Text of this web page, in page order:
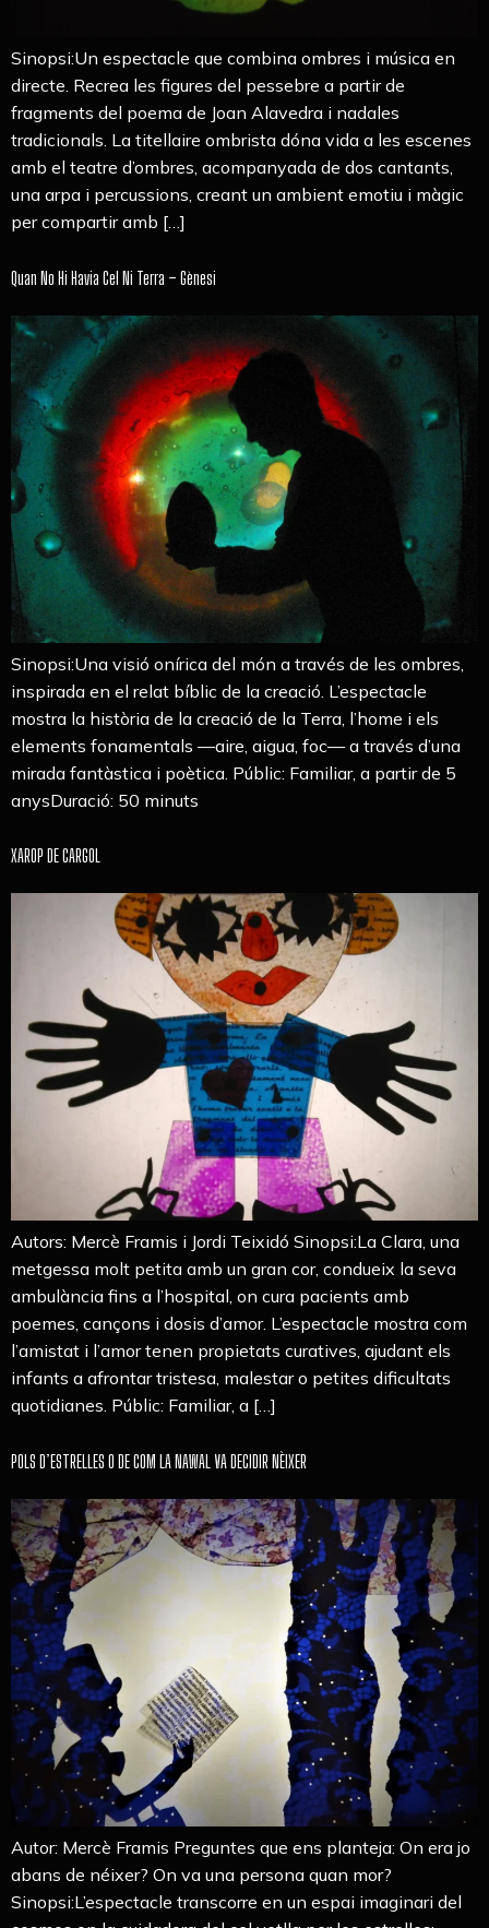
Sinopsi:Un espectacle que combina ombres i música en
directe. Recrea les figures del pessebre a partir de
fragments del poema de Joan Alavedra i nadales
tradicionals. La titellaire ombrista dóna vida a les escenes
amb el teatre d’ombres, acompanyada de dos cantants,
una arpa i percussions, creant un ambient emotiu i màgic
per compartir amb […]
Quan No Hi Havia Cel Ni Terra – Gènesi
Sinopsi:Una visió onírica del món a través de les ombres,
inspirada en el relat bíblic de la creació. L’espectacle
mostra la història de la creació de la Terra, l’home i els
elements fonamentals —aire, aigua, foc— a través d’una
mirada fantàstica i poètica. Públic: Familiar, a partir de 5
anysDuració: 50 minuts
XAROP DE CARGOL
Autors: Mercè Framis i Jordi Teixidó Sinopsi:La Clara, una
metgessa molt petita amb un gran cor, condueix la seva
ambulància fins a l’hospital, on cura pacients amb
poemes, cançons i dosis d’amor. L’espectacle mostra com
l’amistat i l’amor tenen propietats curatives, ajudant els
infants a afrontar tristesa, malestar o petites dificultats
quotidianes. Públic: Familiar, a […]
POLS D’ESTRELLES O DE COM LA NAWAL VA DECIDIR NÈIXER
Autor: Mercè Framis Preguntes que ens planteja: On era jo
abans de néixer? On va una persona quan mor?
Sinopsi:L’espectacle transcorre en un espai imaginari del